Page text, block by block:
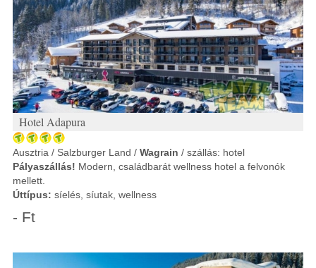
Hotel Adapura
Ausztria / Salzburger Land / Wagrain / szállás: hotel
Pályaszállás! Modern, családbarát wellness hotel a felvonók
mellett.
Úttípus: síelés, síutak, wellness
- Ft